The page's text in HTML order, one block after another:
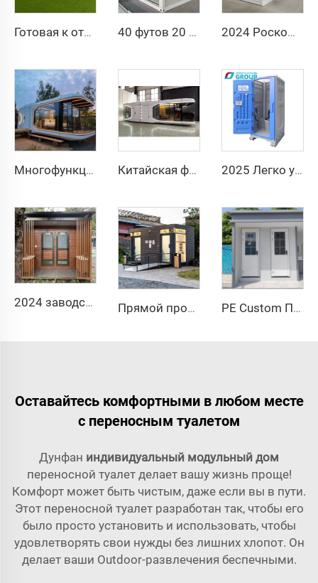
Готовая к отправке 40-футовая 20-футовая роскошная легкая стальная вилла с полной ванной комнатой, сборный расширяемый контейнерный дом, цена сборного дома 40 футов 20 футов Мобильный складной дом Сборный складной контейнерный дом Складной ящик для хранения Складные дома на продажу 2024 Роскошный 20-футовый сборный складной контейнерный дом Сборные дома складной контейнерный дом на продажу
Многофункциональный сборный сборный контейнерный дом Apple Capsule House Office Hotel Tiny Cabin House Китайская фабрика интеллектуальная домашняя система роскошный мобильный дом новый космический капсульный стальной сборный контейнерный дом для гостиничного курорта 2025 Легко устанавливаемый общественный туалет, портативный туалет класса люкс для ванной комнаты, портативный туалет и душевая комната, портативный уличный туалет
2024 заводская портативная наружная стальная мобильная туалетная кабина общественная ванная комната для домашнего использования с материалом сэндвич-панели Прямой производитель из Китая! Прочный ротоформованный полиэтиленовый туалет с сиденьем из пластика, мобильный туалет, портативный уличный туалет PE Custom Портативный Открытый Общественный Мобильный Туалет Для Кемпинга Цена Контейнер Дома Мобильный Туалет
Оставайтесь комфортными в любом месте
с переносным туалетом
Дунфан индивидуальный модульный дом
переносной туалет делает вашу жизнь проще!
Комфорт может быть чистым, даже если вы в пути.
Этот переносной туалет разработан так, чтобы его
было просто установить и использовать, чтобы
удовлетворять свои нужды без лишних хлопот. Он
делает ваши Outdoor-развлечения беспечными.